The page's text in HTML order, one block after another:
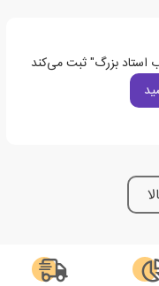
استاد بزرگ" ثبت می‌کند